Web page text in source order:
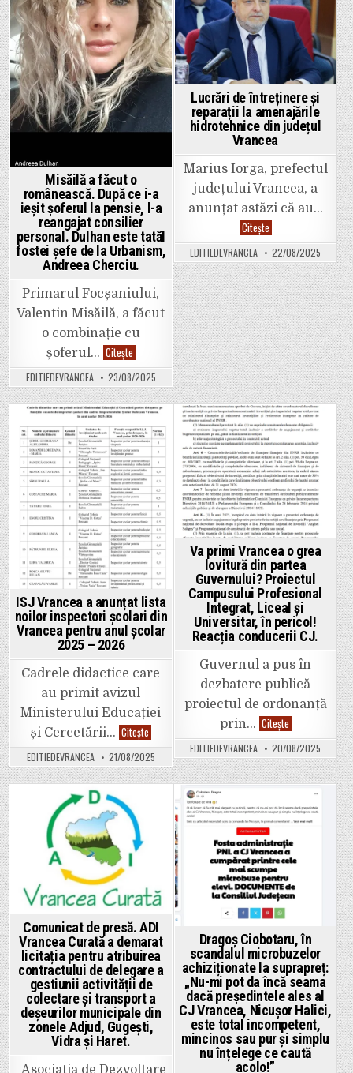
in
Misăilă a făcut o
românească. După ce i-a
ieșit șoferul la pensie, l-a
reangajat consilier
personal. Dulhan este tatăl
fostei șefe de la Urbanism,
Andreea Cherciu.
Primarul Focșaniului,
Valentin Misăilă, a făcut
o combinație cu
șoferul… Citește
a
făcut
o
românească.
După
ce
i-
a
ieșit
șoferul
la
pensie,
l-
a
reangajat
consilier
personal.
Dulhan
este
tatăl
fostei
șefe
de
la
Urbanism,
Andreea
Cherciu.
EDITIEDEVRANCEA 23/08/2025
in
Lucrări de întreținere și
reparații la amenajările
hidrotehnice din județul
Vrancea
Marius Iorga, prefectul
județului Vrancea, a
anunțat astăzi că au…
CiteșteLucrări
de
întreținere
și
reparații
la
amenajările
hidrotehnice
din
județul
Vrancea
EDITIEDEVRANCEA 22/08/2025
Posted
in
ISJ Vrancea a anunțat lista
noilor inspectori școlari din
Vrancea pentru anul școlar
2025 – 2026
Cadrele didactice care
au primit avizul
Ministerului Educației
și Cercetării… Citește
Vrancea
a
anunțat
lista
noilor
inspectori
școlari
Vrancea
EDITIEDEVRANCEA 21/08/2025
Posted
in
Va primi Vrancea o grea
lovitură din partea
Guvernului? Proiectul
Campusului Profesional
Integrat, Liceal și
Universitar, în pericol!
Reacția conducerii CJ.
Guvernul a pus în
dezbatere publică
proiectul de ordonanță
prin… CiteșteVa
primi
Vrancea
o
grea
lovitură
din
Guvernului?
Proiectul
Campusului
Profesional
Integrat,
Liceal
și
Universitar,
în
pericol!
EDITIEDEVRANCEA 20/08/2025
Posted
Comunicat de presă. ADI
Vrancea Curată a demarat
licitația pentru atribuirea
contractului de delegare a
gestiunii activității de
colectare și transport a
deșeurilor municipale din
zonele Adjud, Gugești,
Vidra și Haret.
Asociația de Dezvoltare
Posted
Dragoș Ciobotaru, în
scandalul microbuzelor
achiziționate la suprapreț:
„Nu-mi pot da încă seama
dacă președintele ales al
CJ Vrancea, Nicușor Halici,
este total incompetent,
mincinos sau pur și simplu
nu înțelege ce caută
acolo!”